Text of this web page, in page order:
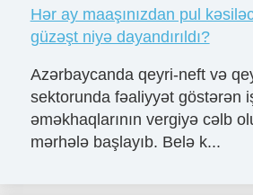
Hər ay maaşınızdan pul
güzəşt niyə dayandırıldı?
Azərbaycanda qeyri-neft və
sektorunda fəaliyyət göstərən
əməkhaqlarının vergiyə cəlb
mərhələ başlayıb. Belə k...